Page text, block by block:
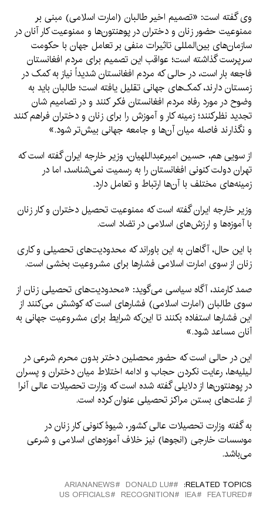
وی گفته است: «تصمیم اخیر طالبان (امارت اسلامی) مبنی بر
ممنوعیت حضور زنان و دختران در پوهنتون‌ها و ممنوعیت کار آنان در
سازمان‌های بین‌المللی تاثیرات منفی بر تعامل جهان با حکومت
سرپرست گذاشته است؛ عواقب این تصمیم برای مردم افغانستان
فاجعه بار است، در حالی که مردم افغانستان شدیداً نیاز به کمک در
زمستان دارند، کمک‌های جهانی تقلیل یافته است؛ طالبان باید به
وضوح در مورد رفاه مردم افغانستان فکر کنند و در تصامیم شان
تجدید نظرکنند؛ زمینه کار و آموزش را برای زنان و دختران فراهم کنند
و نگذارند فاصله میان آن‌ها و جامعه جهانی بیش‌تر شود.»
از سویی هم، حسین امیرعبداللهیان، وزیر خارجه ایران گفته است که
تهران دولت کنونی افغانستان را به رسمیت نمی‌شناسد، اما در
زمینه‌های مختلف با آن‌ها ارتباط و تعامل دارد.
وزیر خارجه ایران گفته است که ممنوعیت تحصیل دختران و کار زنان
با آموزه‌ها و ارزش‌های اسلامی در تضاد است.
با این حال، آگاهان به این باوراند که محدودیت‌های تحصیلی و کاری
زنان از سوی امارت اسلامی فشارها برای مشروعیت بخشی است.
صمد کارمند، آگاه سیاسی می‌گوید: «محدودیت‌های تحصیلی زنان از
سوی طالبان (امارت اسلامی) فشارهای است که کوشش می‌کنند از
این فشارها استفاده بکنند تا این‌که شرایط برای مشروعیت جهانی به
آنان مساعد شود.»
این در حالی است که حضور محصلین دختر بدون محرم شرعی در
لیلیه‌ها، رعایت نکردن حجاب و ادامه اختلاط میان دختران و پسران
در پوهنتون‌ها از دلایلی گفته شده است که وزارت تحصیلات عالی آنرا
از علت‌های بستن مراکز تحصیلی عنوان کرده است.
به گفته وزارت تحصیلات عالی کشور، شیوۀ کنونی کار زنان در
موسسات خارجی (انجوها) نیز خلاف آموزه‌های اسلامی و شرعی
می‌باشد.
RELATED TOPICS:
#DONALD LU
ARIANANEWS
FEATURED
IEA
RECOGNITION
US OFFICIALS